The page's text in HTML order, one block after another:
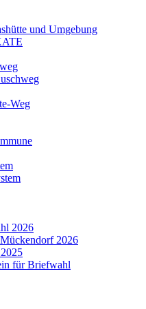
und Umgebung
Weg
2026
2026
für Briefwahl